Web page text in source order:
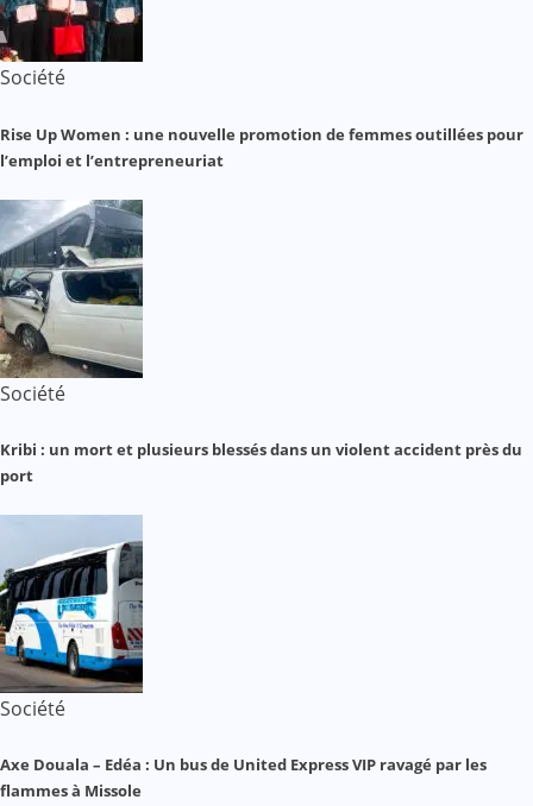
Société
Rise Up Women : une nouvelle promotion de femmes outillées pour
l’emploi et l’entrepreneuriat
Société
Kribi : un mort et plusieurs blessés dans un violent accident près du
port
Société
Axe Douala – Edéa : Un bus de United Express VIP ravagé par les
flammes à Missole